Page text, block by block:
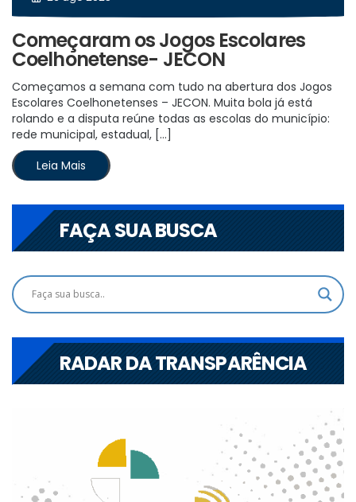
Começaram os Jogos Escolares
Coelhonetense- JECON
Começamos a semana com tudo na abertura dos Jogos
Escolares Coelhonetenses – JECON. Muita bola já está
rolando e a disputa reúne todas as escolas do município:
rede municipal, estadual, […]
Leia Mais
FAÇA SUA BUSCA
RADAR DA TRANSPARÊNCIA